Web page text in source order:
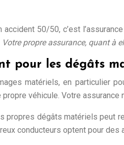
50/50, c’est
Votre propre assurance, quant à
pour les dégâts
matériels, en particulier
véhicule. Votre assurance
propres dégâts matériels peut
conducteurs optent pour